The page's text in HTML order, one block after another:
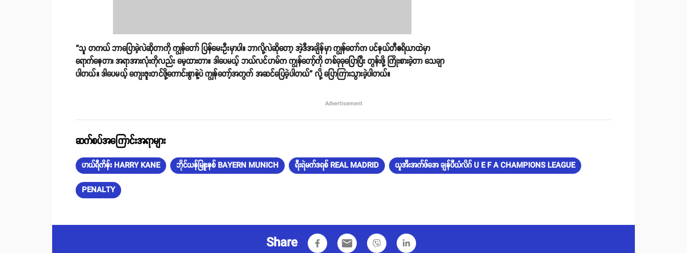
“သူ တကယ် ဘာပြောခဲ့လဲဆိုတာကို ကျွန်တော် ပြန်မေးဦးမှာပါ။ ဘာလို့လဲဆိုတော့ အဲ့ဒီအချိန်မှာ ကျွန်တော်က ပင်နယ်တီဧရိယာထဲမှာ
ရောက်နေတာ၊ အရာအားလုံးကိုလည်း မေ့ထားတာ။ ဒါပေမယ့် ဘယ်လင်ဟမ်က ကျွန်တော့်ကို တစ်ခုခုပြောပြီး တွန်းဖို့ ကြိုးစားခဲ့တာ သေချာ
ပါတယ်။ ဒါပေမယ့် ကျေးဇူးတင်ဖို့ကောင်းစွာနဲ့ပဲ ကျွန်တော့်အတွက် အဆင်ပြေခဲ့ပါတယ်” လို့ ပြောကြားသွားခဲ့ပါတယ်။
ဆက်စပ်အကြောင်းအရာများ
ဟယ်ရီကိန်း HARRY KANE ဘိုင်ယန်မြူးနစ် BAYERN MUNICH ရီးရဲမက်ဒရစ် REAL MADRID ယူအီးအက်ဖ်အေ ချန်ပီယံလိဂ် U E F A CHAMPIONS LEAGUE
PENALTY
Share email